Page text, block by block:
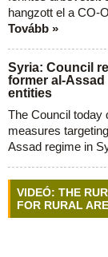
hangzott el a CO-
Tovább »
Syria: Council
former al-
entities
The Council today
measures
Assad regime in
VIDEÓ: THE
FOR RURAL